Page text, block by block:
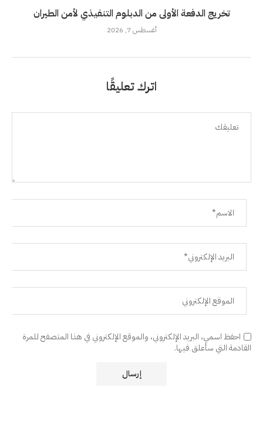
تخريج الدفعة الأولى من الدبلوم التنفيذي لأمن الطيران
أغسطس 7, 2026
اترك تعليقًا
احفظ اسمي، البريد الإلكتروني، والموقع الإلكتروني في هذا المتصفح للمرة
القادمة التي سأعلق فيها.